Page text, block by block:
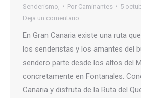
Senderismo, Por Caminantes
5
Deja un comentario
En Gran Canaria existe una ruta
los senderistas y los amantes del
sendero parte desde los altos del
concretamente en Fontanales.
Canaria y disfruta de la Ruta del